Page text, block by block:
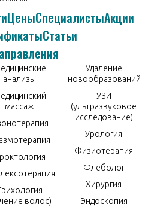
ЦеныСпециалистыАкции
Статьи
анализы
массаж
волос)
Удаление
новообразований
УЗИ
(ультразвуковое
исследование)
Урология
Физиотерапия
Флеболог
Хирургия
Эндоскопия